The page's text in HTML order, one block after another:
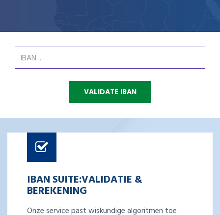
IBAN SUITE:VALIDATIE &
BEREKENING
Onze service past wiskundige algoritmen toe